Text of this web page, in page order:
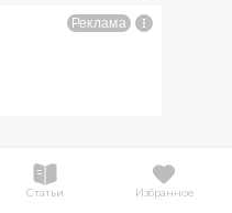
Статьи Избранное